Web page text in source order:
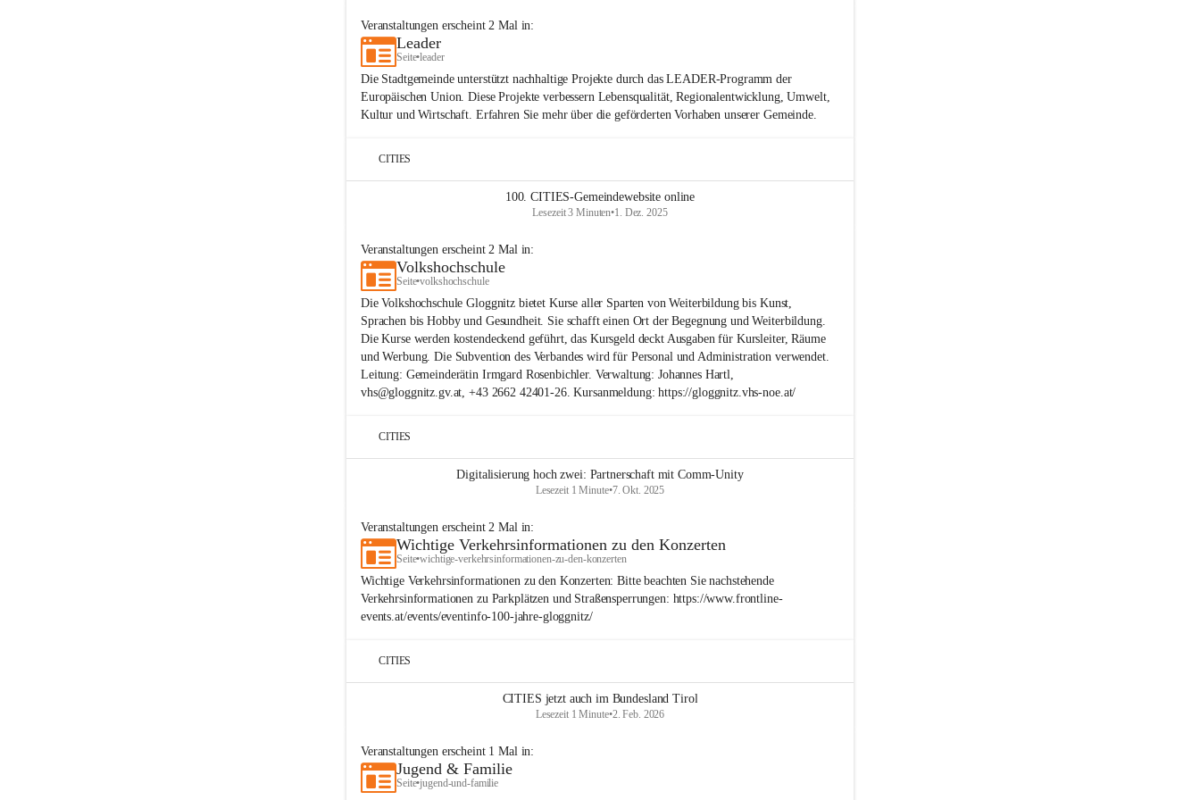
Veranstaltungenerscheint2 Mal in:
Leader
Seite•leader
Die Stadtgemeinde unterstützt nachhaltige Projekte durch das LEADER-Programm der
Europäischen Union. Diese Projekte verbessern Lebensqualität, Regionalentwicklung, Umwelt,
Kultur und Wirtschaft. Erfahren Sie mehr über die geförderten Vorhaben unserer Gemeinde.
CITIES
100. CITIES-Gemeindewebsite online
Lesezeit 3 Minuten•1. Dez. 2025
Veranstaltungenerscheint2 Mal in:
Volkshochschule
Seite•volkshochschule
Die Volkshochschule Gloggnitz bietet Kurse aller Sparten von Weiterbildung bis Kunst,
Sprachen bis Hobby und Gesundheit. Sie schafft einen Ort der Begegnung und Weiterbildung.
Die Kurse werden kostendeckend geführt, das Kursgeld deckt Ausgaben für Kursleiter, Räume
und Werbung. Die Subvention des Verbandes wird für Personal und Administration verwendet.
Leitung: Gemeinderätin Irmgard Rosenbichler. Verwaltung: Johannes Hartl,
vhs@gloggnitz.gv.at, +43 2662 42401-26. Kursanmeldung: https://gloggnitz.vhs-noe.at/
CITIES
Digitalisierung hoch zwei: Partnerschaft mit Comm-Unity
Lesezeit 1 Minute•7. Okt. 2025
Veranstaltungenerscheint2 Mal in:
Wichtige Verkehrsinformationen zu den Konzerten
Seite•wichtige-verkehrsinformationen-zu-den-konzerten
Wichtige Verkehrsinformationen zu den Konzerten: Bitte beachten Sie nachstehende
Verkehrsinformationen zu Parkplätzen und Straßensperrungen: https://www.frontline-
events.at/events/eventinfo-100-jahre-gloggnitz/
CITIES
CITIES jetzt auch im Bundesland Tirol
Lesezeit 1 Minute•2. Feb. 2026
Veranstaltungenerscheint 1 Mal in:
Jugend & Familie
Seite•jugend-und-familie